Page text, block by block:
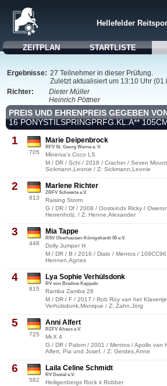
Hellefelder
ZEITPLAN STARTLISTE
Ergebnisse: 27 Teilnehmer in dieser Prüfung.
Zuletzt aktualisiert um 13:10 Uhr
Richter:
Dieter Müller
Heinrich Pöttner
PREIS UND EHRENPREIS GEGEBEN
16 PONYSTILSPRINGPRFG.KL.A**
1
705
Marie Deipenbrock
RFV St. Georg Werne e. V.
Minerva's Coco LS
M / DR / Schi / 2018 / Cracher / Seven
Sickmann,Leonie / Z: Sickmann,Leonie
2
813
Marlene Richter
ZRFV Schwerte e.V.
Raising Storm
G / DR / Df / 2008 / Oosteinds Ricky /
Herrenholz, / Z: Henne,Alexander
3
448
Mia Tappe
RSV Oberhausen-Königshardt 05 e.V.
Dolly Jumper H
M / DR / B / 2016 / Dialo / Mentos /
Hennen,Agnes
4
815
Lya Sophie Verhülsdonk
RV von Bredow Keppeln
Ramba Zamba 26
M / DR / F / 2017 / Rob Roy van het
Verhülsdonk,Monique / Z: Zahn,Jörg
5
725
Anni Alfert
RZFV Ahaus e.V.
Mr.X 4
G / DR / Palom / 2001 / Mentos / Apollo van
Alfert, Pia und Josef, / Z: Gerdes,Anne
6
582
Laila Celine Schmidt
RV Destel e.V.
Heiligenbergs Rock it Robber